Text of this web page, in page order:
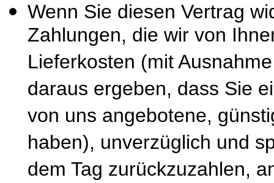
Wenn Sie diesen Vertrag
Zahlungen, die wir von
Lieferkosten (mit
daraus ergeben, dass Sie
von uns angebotene,
haben), unverzüglich und
dem Tag zurückzuzahlen,